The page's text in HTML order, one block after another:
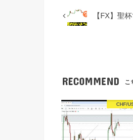
【FX】聖
RECOMMEND こ
CHF/